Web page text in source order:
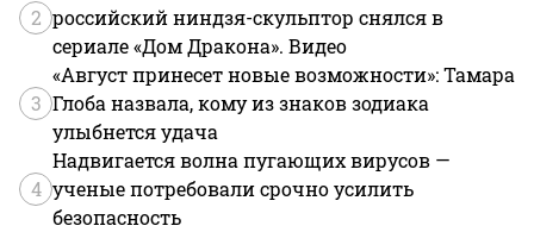
2 российский ниндзя-скульптор снялся в
сериале «Дом Дракона». Видео
3
«Август принесет новые возможности»: Тамара
Глоба назвала, кому из знаков зодиака
улыбнется удача
4
Надвигается волна пугающих вирусов —
ученые потребовали срочно усилить
безопасность